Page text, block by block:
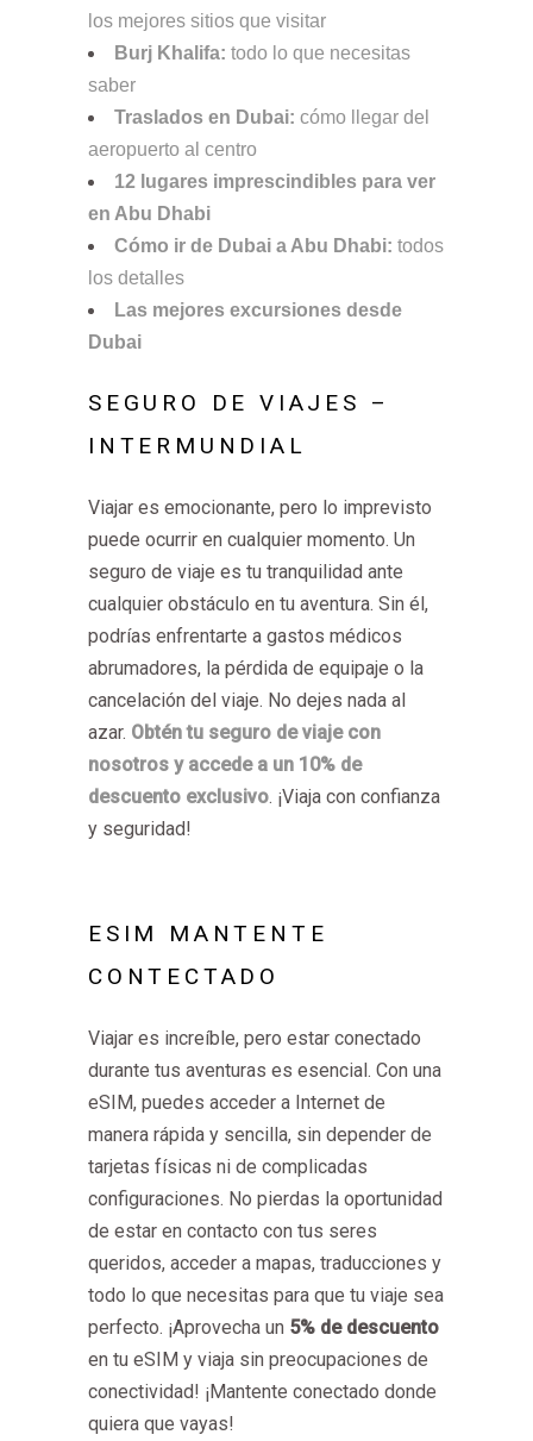
los mejores sitios que visitar
Burj Khalifa: todo lo que necesitas
saber
Traslados en Dubai: cómo llegar del
aeropuerto al centro
12 lugares imprescindibles para ver
en Abu Dhabi
Cómo ir de Dubai a Abu Dhabi: todos
los detalles
Las mejores excursiones desde
Dubai
SEGURO DE VIAJES –
INTERMUNDIAL
Viajar es emocionante, pero lo imprevisto
puede ocurrir en cualquier momento. Un
seguro de viaje es tu tranquilidad ante
cualquier obstáculo en tu aventura. Sin él,
podrías enfrentarte a gastos médicos
abrumadores, la pérdida de equipaje o la
cancelación del viaje. No dejes nada al
azar. Obtén tu seguro de viaje con
nosotros y accede a un 10% de
descuento exclusivo. ¡Viaja con confianza
y seguridad!
ESIM MANTENTE
CONTECTADO
Viajar es increíble, pero estar conectado
durante tus aventuras es esencial. Con una
eSIM, puedes acceder a Internet de
manera rápida y sencilla, sin depender de
tarjetas físicas ni de complicadas
configuraciones. No pierdas la oportunidad
de estar en contacto con tus seres
queridos, acceder a mapas, traducciones y
todo lo que necesitas para que tu viaje sea
perfecto. ¡Aprovecha un 5% de descuento
en tu eSIM y viaja sin preocupaciones de
conectividad! ¡Mantente conectado donde
quiera que vayas!